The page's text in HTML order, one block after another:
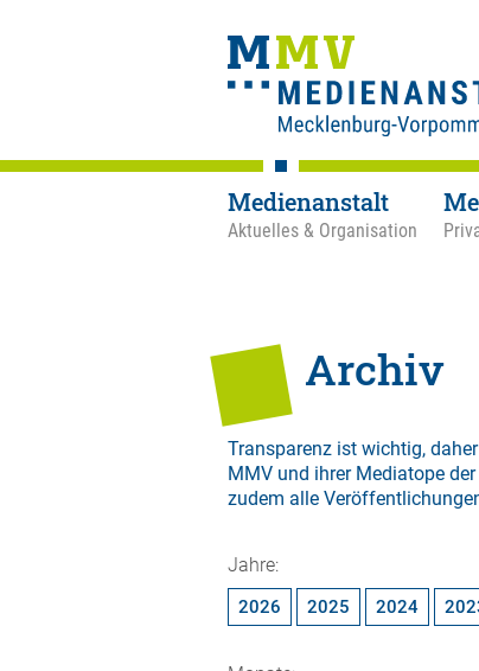
Medienanstalt
Aktuelles & Organisation
Archiv
Transparenz ist wichtig,
MMV und ihrer Mediatope
zudem alle
Jahre:
2026 2025 2024